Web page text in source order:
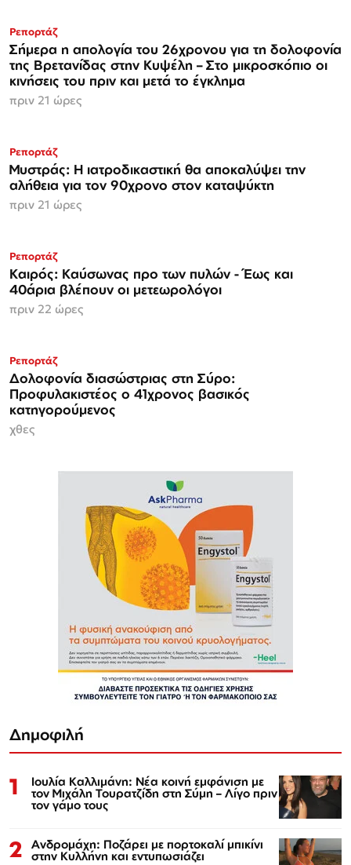
Ρεπορτάζ
Σήμερα η απολογία του 26χρονου για τη δολοφονία
της Βρετανίδας στην Κυψέλη – Στο μικροσκόπιο οι
κινήσεις του πριν και μετά το έγκλημα
πριν 21 ώρες
Ρεπορτάζ
Μυστράς: Η ιατροδικαστική θα αποκαλύψει την
αλήθεια για τον 90χρονο στον καταψύκτη
πριν 21 ώρες
Ρεπορτάζ
Καιρός: Καύσωνας προ των πυλών - Έως και
40άρια βλέπουν οι μετεωρολόγοι
πριν 22 ώρες
Ρεπορτάζ
Δολοφονία διασώστριας στη Σύρο:
Προφυλακιστέος ο 41χρονος βασικός
κατηγορούμενος
χθες
Δημοφιλή
1 Ιουλία Καλλιμάνη: Νέα κοινή εμφάνιση με
τον Μιχάλη Τουρατζίδη στη Σύμη – Λίγο πριν
τον γάμο τους
2 Ανδρομάχη: Ποζάρει με πορτοκαλί μπικίνι
στην Κυλλήνη και εντυπωσιάζει